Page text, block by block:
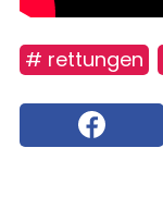
# rettungen